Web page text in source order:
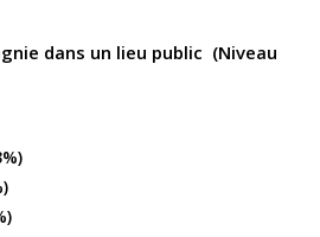
dans un lieu public (Niveau